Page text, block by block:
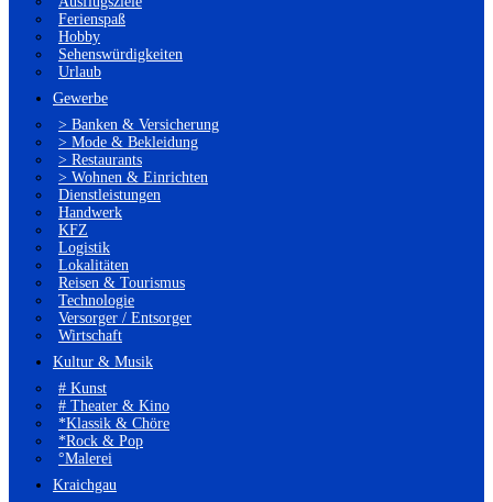
Ferienspaß
Hobby
Sehenswürdigkeiten
Urlaub
Gewerbe
> Banken & Versicherung
> Mode & Bekleidung
> Restaurants
> Wohnen & Einrichten
Dienstleistungen
Handwerk
KFZ
Logistik
Lokalitäten
Reisen & Tourismus
Technologie
Versorger / Entsorger
Wirtschaft
Kultur & Musik
# Kunst
# Theater & Kino
*Klassik & Chöre
*Rock & Pop
°Malerei
Kraichgau